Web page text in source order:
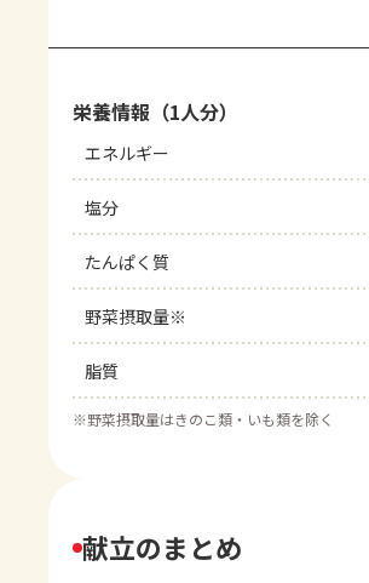
栄養情報（1人分）
エネルギー
塩分
たんぱく質
野菜摂取量※
脂質
※野菜摂取量はきのこ類・いも類を除く
献立のまとめ